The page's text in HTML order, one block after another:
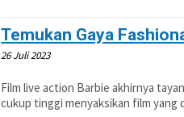
Temukan Gaya
26 Juli 2023
Film live action Barbie akhirnya
cukup tinggi menyaksikan film yang